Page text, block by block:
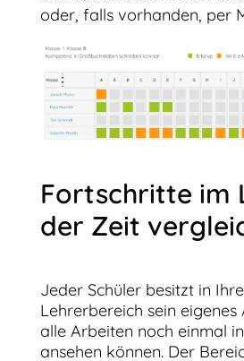
oder, falls vorhanden, per
Fortschritte im
der Zeit
Jeder Schüler besitzt in
Lehrerbereich sein eigenes
alle Arbeiten noch einmal
ansehen können. Der